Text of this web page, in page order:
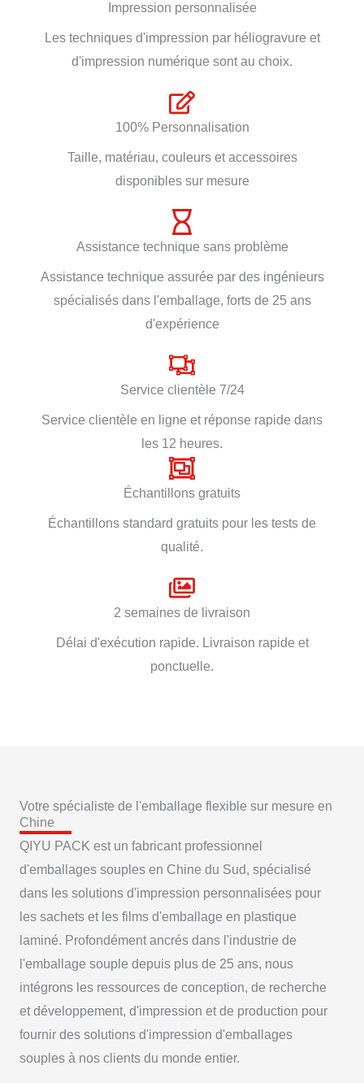
Impression personnalisée
Les techniques d'impression par héliogravure et
d'impression numérique sont au choix.
100% Personnalisation
Taille, matériau, couleurs et accessoires
disponibles sur mesure
Assistance technique sans problème
Assistance technique assurée par des ingénieurs
spécialisés dans l'emballage, forts de 25 ans
d'expérience
Service clientèle 7/24
Service clientèle en ligne et réponse rapide dans
les 12 heures.
Échantillons gratuits
Échantillons standard gratuits pour les tests de
qualité.
2 semaines de livraison
Délai d'exécution rapide. Livraison rapide et
ponctuelle.
Votre spécialiste de l'emballage flexible sur mesure en
Chine
QIYU PACK est un fabricant professionnel
d'emballages souples en Chine du Sud, spécialisé
dans les solutions d'impression personnalisées pour
les sachets et les films d'emballage en plastique
laminé. Profondément ancrés dans l'industrie de
l'emballage souple depuis plus de 25 ans, nous
intégrons les ressources de conception, de recherche
et développement, d'impression et de production pour
fournir des solutions d'impression d'emballages
souples à nos clients du monde entier.